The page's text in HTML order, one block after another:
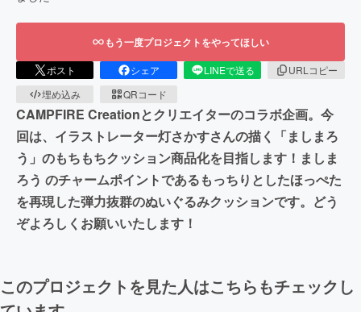
もう一度プロジェクトをやってほしい
ポスト シェア LINEで送る
URLコピー
埋め込み
QRコード
CAMPFIRE Creationとクリエイターのコラボ企画。今
回は、イラストレーター灯さかすさんの描く「ましまろ
う」のもちもちクッション商品化を目指します！ましま
ろう のチャームポイントであるもっちりとしたほっぺた
を再現した弾力抜群のぬいぐるみクッションです。どう
ぞよろしくお願いいたします！
このプロジェクトを見た人はこちらもチェックし